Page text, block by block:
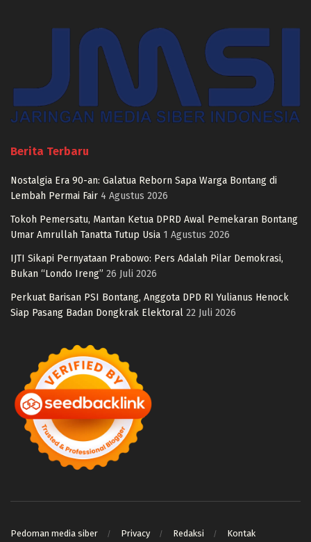
Berita Terbaru
Nostalgia Era 90-an: Galatua Reborn Sapa Warga Bontang di
Lembah Permai Fair 4 Agustus 2026
Tokoh Pemersatu, Mantan Ketua DPRD Awal Pemekaran Bontang
Umar Amrullah Tanatta Tutup Usia 1 Agustus 2026
IJTI Sikapi Pernyataan Prabowo: Pers Adalah Pilar Demokrasi,
Bukan “Londo Ireng” 26 Juli 2026
Perkuat Barisan PSI Bontang, Anggota DPD RI Yulianus Henock
Siap Pasang Badan Dongkrak Elektoral 22 Juli 2026
Pedoman media siber Privacy Redaksi Kontak